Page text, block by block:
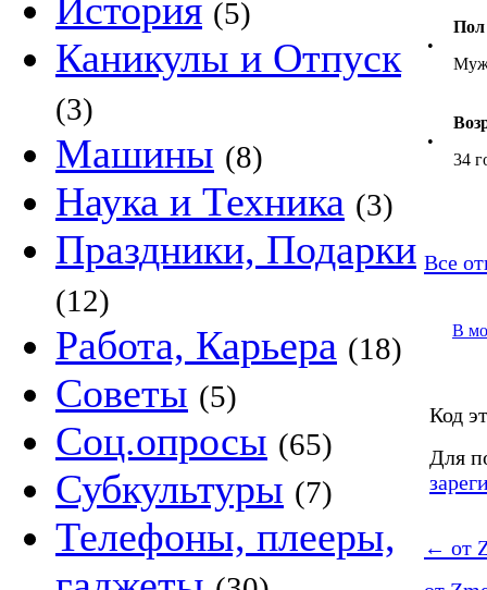
История (5)
Каникулы и Отпуск
(3)
Машины (8)
Наука и Техника (3)
Праздники, Подарки
(12)
Работа, Карьера (18)
Советы (5)
Соц.опросы (65)
Субкультуры (7)
Телефоны, плееры,
•
Пол
•
34
Все
В
Код
Для
← от